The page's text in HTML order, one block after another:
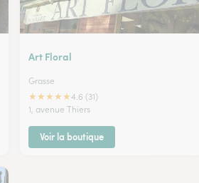
Art Floral
Grasse
★★★★★4.6 (31)
1, avenue Thiers
Voir la boutique